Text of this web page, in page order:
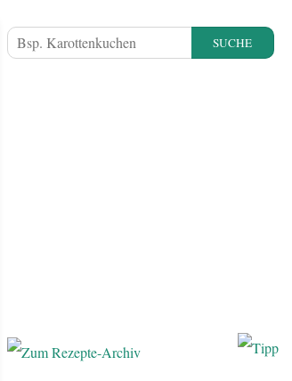
SUCHE